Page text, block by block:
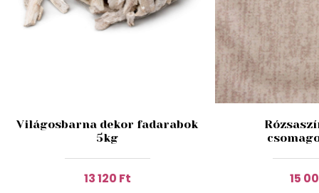
Világosbarna dekor fadarabok
5kg
13 120 Ft 15